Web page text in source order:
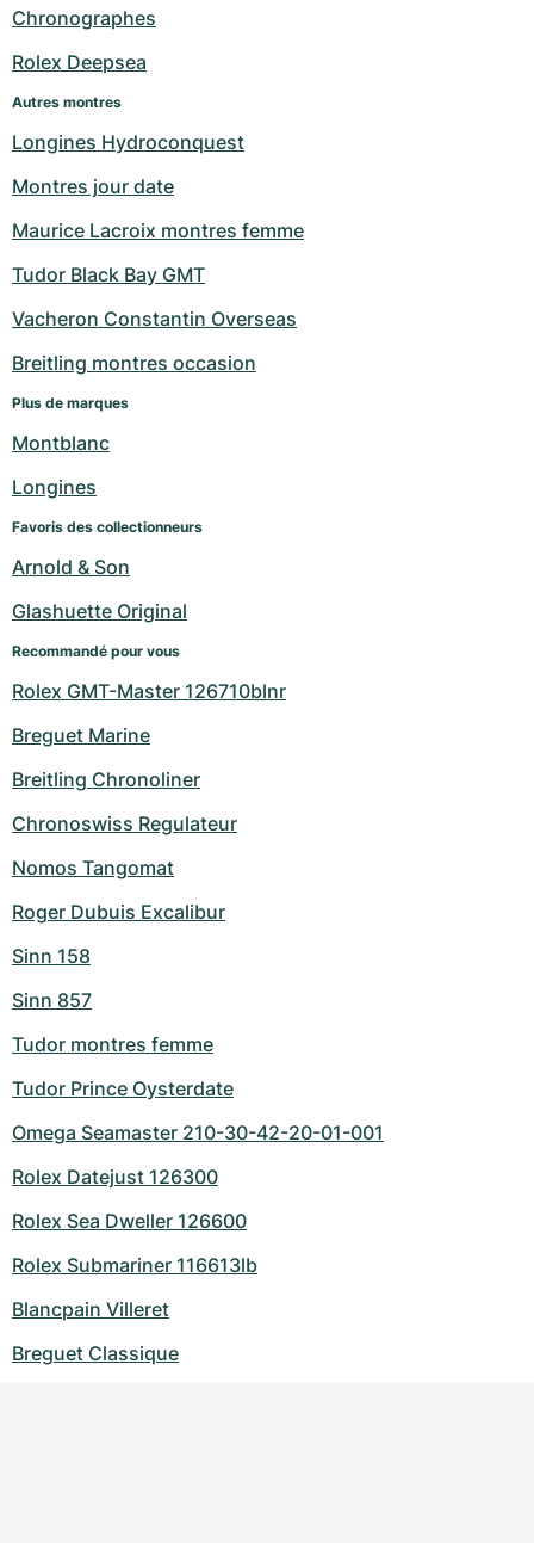
Milgauss
Yacht-Master
Yacht-Master II
Sky-Dweller
Submariner
Montres pour femmes
Ronde
Crash
Pasha
Baignoire
Ballon Blanc
Montres d'occasion
Montres pour femmes
Professional
Transocean
Cockpit
Super Avenger
Galactic
Montres d'occasion
Montres pour femmes
Formula 1
Montres d'occasion
Montres pour femmes
Portofino
Da Vinci
Aquatimer
GST
Vintage
Spirit of Big Bang
Montres d'occasion
Chronographes
Rolex Deepsea
Autres montres
Longines Hydroconquest
Montres jour date
Maurice Lacroix montres femme
Tudor Black Bay GMT
Vacheron Constantin Overseas
Breitling montres occasion
Plus de marques
Montblanc
Longines
Favoris des collectionneurs
Arnold & Son
Glashuette Original
Recommandé pour vous
Rolex GMT-Master 126710blnr
Breguet Marine
Breitling Chronoliner
Chronoswiss Regulateur
Nomos Tangomat
Roger Dubuis Excalibur
Sinn 158
Sinn 857
Tudor montres femme
Tudor Prince Oysterdate
Omega Seamaster 210-30-42-20-01-001
Rolex Datejust 126300
Rolex Sea Dweller 126600
Rolex Submariner 116613lb
Blancpain Villeret
Breguet Classique